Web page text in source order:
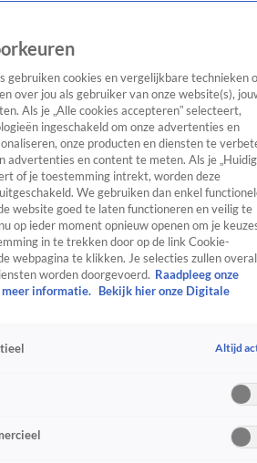
Entertainment TV Algemeen
Tip
SpraakmakendRealityCrimeVideo's
gebruiken cookies en vergelijkbare technieken
over jou als gebruiker van onze website(s),
Als je „Alle cookies accepteren” selecteert,
ingeschakeld om onze advertenties en
onze producten en diensten te
advertenties en content te meten. Als je
of je toestemming intrekt, worden deze
We gebruiken dan enkel
website goed te laten functioneren en veilig te
op ieder moment opnieuw openen om je
in te trekken door op de link Cookie-
webpagina te klikken. Je selecties zullen overal
worden doorgevoerd. Raadpleeg onze
informatie.
Bekijk hier onze Digitale
Altijd